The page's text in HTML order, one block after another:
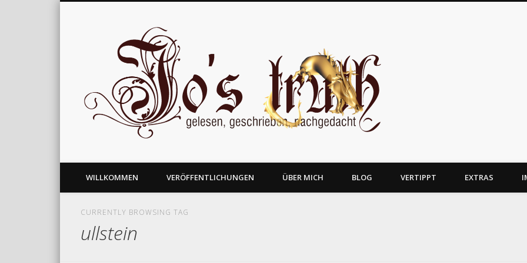
gelesen, geschrieben und nachgedacht
WILLKOMMEN VERÖFFENTLICHUNGEN ÜBER MICH BLOG VERTIPPT EXTRAS
CURRENTLY BROWSING TAG
ullstein